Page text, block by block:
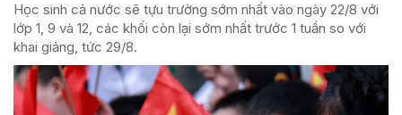
Học sinh cả nước sẽ tựu trường sớm nhất vào ngày 22/8 với
lớp 1, 9 và 12, các khối còn lại sớm nhất trước 1 tuần so với
khai giảng, tức 29/8.